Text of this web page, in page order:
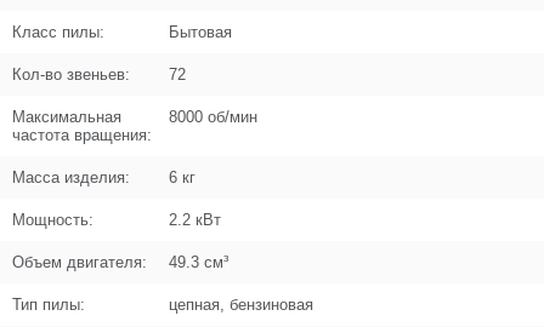
U589-490-005
Кол-во по схеме
Кол-во в корзину
Поз. в схеме
Класс пилы: Бытовая
Кол-во звеньев: 72
Максимальная
частота вращения:
8000 об/мин
Масса изделия: 6 кг
Мощность: 2.2 кВт
Объем двигателя: 49.3 см³
Тип пилы: цепная, бензиновая